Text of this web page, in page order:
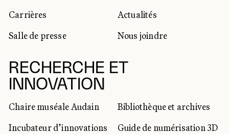
Carrières
Actualités
Salle de presse
Nous joindre
RECHERCHE ET
INNOVATION
Chaire muséale Audain
Bibliothèque et archives
Incubateur d’innovations
Guide de numérisation 3D